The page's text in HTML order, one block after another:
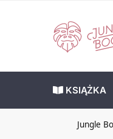
KSIĄŻKA
Jungle